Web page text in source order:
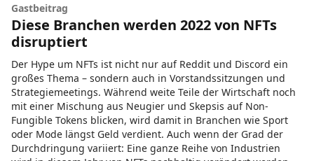
Gastbeitrag
Diese Branchen werden 2022 von NFTs
disruptiert
Der Hype um NFTs ist nicht nur auf Reddit und Discord ein
großes Thema – sondern auch in Vorstandssitzungen und
Strategiemeetings. Während weite Teile der Wirtschaft noch
mit einer Mischung aus Neugier und Skepsis auf Non-
Fungible Tokens blicken, wird damit in Branchen wie Sport
oder Mode längst Geld verdient. Auch wenn der Grad der
Durchdringung variiert: Eine ganze Reihe von Industrien